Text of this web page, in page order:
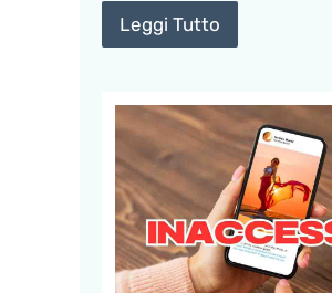
Leggi Tutto